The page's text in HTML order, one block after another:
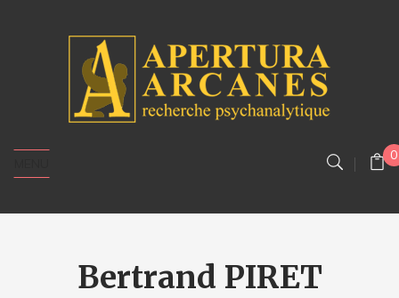
0
Bertrand PIRET